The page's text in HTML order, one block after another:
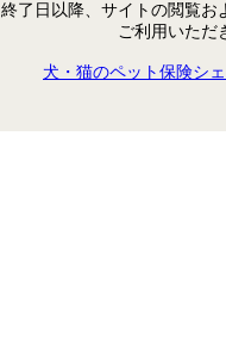
終了日以降、サイトの閲覧お
ご利用いただ
犬・猫のペット保険シ